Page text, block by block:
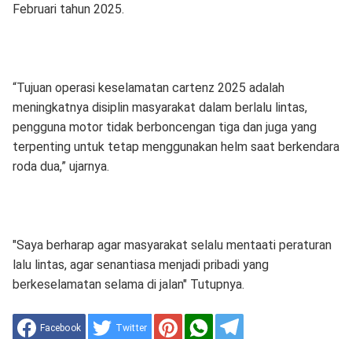
Februari tahun 2025.
“Tujuan operasi keselamatan cartenz 2025 adalah
meningkatnya disiplin masyarakat dalam berlalu lintas,
pengguna motor tidak berboncengan tiga dan juga yang
terpenting untuk tetap menggunakan helm saat berkendara
roda dua,” ujarnya.
"Saya berharap agar masyarakat selalu mentaati peraturan
lalu lintas, agar senantiasa menjadi pribadi yang
berkeselamatan selama di jalan" Tutupnya.
Facebook Twitter